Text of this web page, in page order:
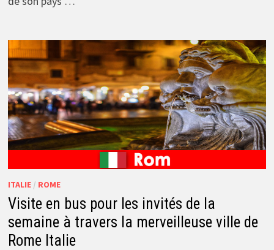
ITALIE/ ROME
Visite en bus pour les invités de la
semaine à travers la merveilleuse ville de
Rome Italie